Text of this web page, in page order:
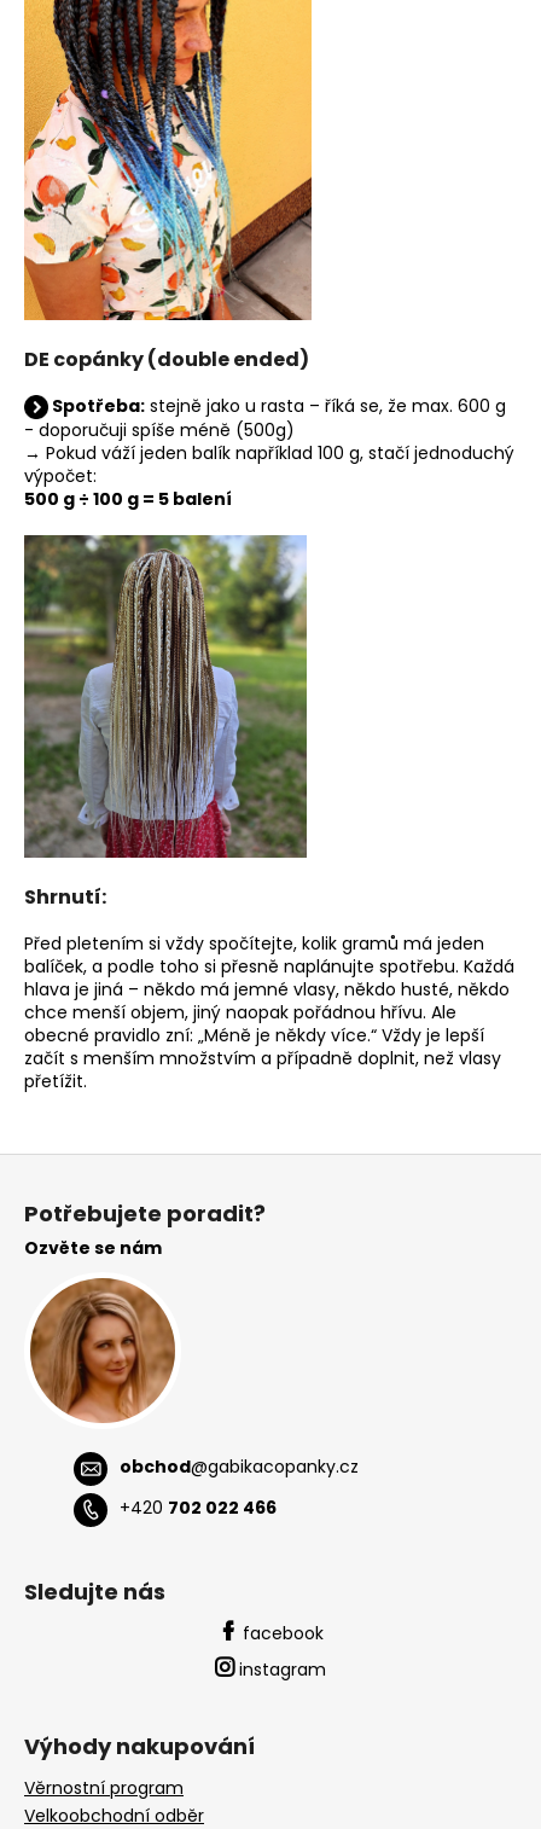
DE copánky (double ended)
Spotřeba: stejně jako u rasta – říká se, že max. 600 g
- doporučuji spíše méně (500g)
→ Pokud váží jeden balík například 100 g, stačí jednoduchý
výpočet:
500 g ÷ 100 g = 5 balení
Shrnutí:
Před pletením si vždy spočítejte, kolik gramů má jeden
balíček, a podle toho si přesně naplánujte spotřebu. Každá
hlava je jiná – někdo má jemné vlasy, někdo husté, někdo
chce menší objem, jiný naopak pořádnou hřívu. Ale
obecné pravidlo zní: „Méně je někdy více.“ Vždy je lepší
začít s menším množstvím a případně doplnit, než vlasy
přetížit.
Z
Potřebujete poradit?
Ozvěte se nám
obchod@gabikacopanky.cz
+420 702 022 466
Sledujte nás
facebook
instagram
Výhody nakupování
Věrnostní program
Velkoobchodní odběr